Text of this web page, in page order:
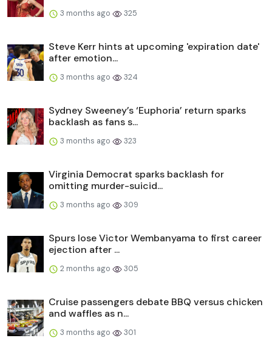
3 months ago 325
Steve Kerr hints at upcoming 'expiration date'
after emotion...
3 months ago 324
Sydney Sweeney’s ‘Euphoria’ return sparks
backlash as fans s...
3 months ago 323
Virginia Democrat sparks backlash for
omitting murder-suicid...
3 months ago 309
Spurs lose Victor Wembanyama to first career
ejection after ...
2 months ago 305
Cruise passengers debate BBQ versus chicken
and waffles as n...
3 months ago 301